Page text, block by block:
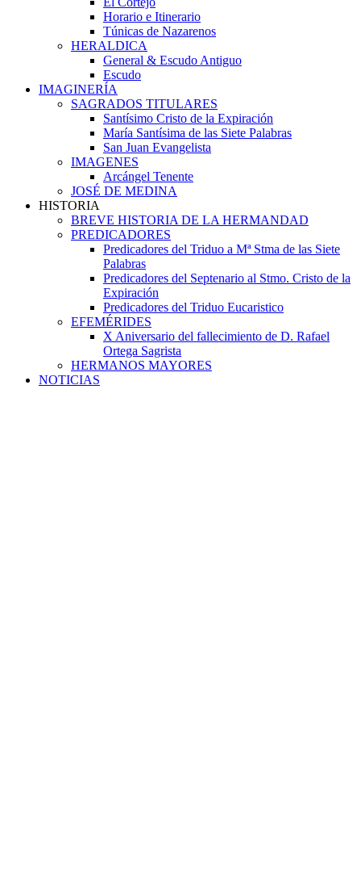
Horario e Itinerario
Túnicas de Nazarenos
HERALDICA
General & Escudo Antiguo
Escudo
IMAGINERÍA
SAGRADOS TITULARES
Santísimo Cristo de la Expiración
María Santísima de las Siete Palabras
San Juan Evangelista
IMAGENES
Arcángel Tenente
JOSÉ DE MEDINA
HISTORIA
BREVE HISTORIA DE LA HERMANDAD
PREDICADORES
Predicadores del Triduo a Mª Stma de las Siete
Palabras
Predicadores del Septenario al Stmo. Cristo de la
Expiración
Predicadores del Triduo Eucaristico
EFEMÉRIDES
X Aniversario del fallecimiento de D. Rafael
Ortega Sagrista
HERMANOS MAYORES
NOTICIAS